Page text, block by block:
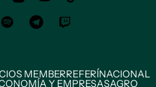
MEMBERREFERÍNACIONAL
Y EMPRESASAGRO